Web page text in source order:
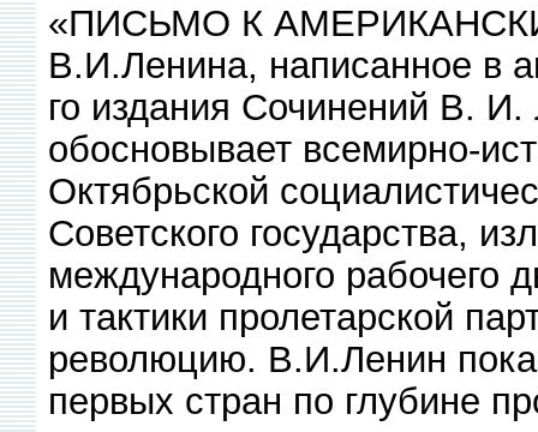
«ПИСЬМО К
В.И.Ленина, написанное в
го издания Сочинений В.
обосновывает всемирно-
Октябрьской
Советского государства,
международного рабочего
и тактики пролетарской
революцию. В.И.Ленин
первых стран по глубине